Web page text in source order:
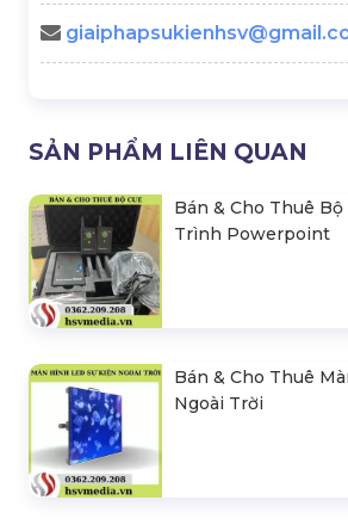
SẢN PHẨM LIÊN QUAN
Bán & Cho Thuê
Trình Powerpoint
Bán & Cho Thuê
Ngoài Trời